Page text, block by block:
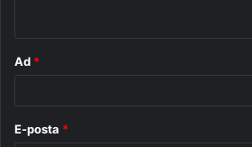
Ad *
E-posta *